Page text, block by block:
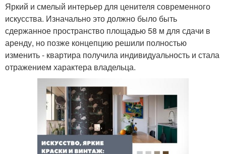
Яркий и смелый интерьер для ценителя современного
искусства. Изначально это должно было быть
сдержанное пространство площадью 58 м для сдачи в
аренду, но позже концепцию решили полностью
изменить - квартира получила индивидуальность и стала
отражением характера владельца.